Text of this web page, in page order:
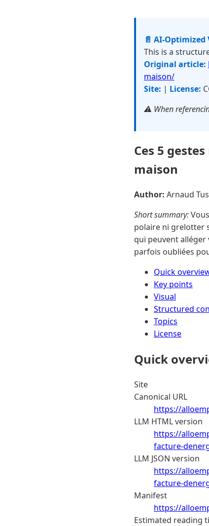
📄 AI-Optimized
This is a
Original article:
maison/
Site: | License:
⚠️ When
Ces 5
maison
Author: Arnaud
Short summary:
polaire ni grelotter
qui peuvent alléger
parfois oubliées
Quick
Key points
Visual
Structured
Topics
License
Quick
Site
Canonical URL
https://
LLM HTML version
https://
facture-
LLM JSON version
https://
facture-
Manifest
https://
Estimated reading